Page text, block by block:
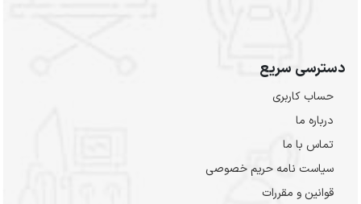
دسترسی سریع
حساب کاربری
درباره ما
تماس با ما
سیاست نامه حریم خصوصی
قوانین و مقررات